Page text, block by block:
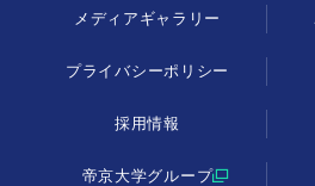
メディアギャラリー
プライバシーポリシー
採用情報
帝京大学グループ